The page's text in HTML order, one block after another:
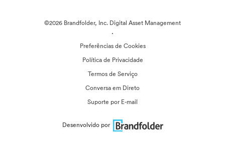
©2026 Brandfolder, Inc. Digital Asset Management
·
Preferências de Cookies
Política de Privacidade
Termos de Serviço
Conversa em Direto
Suporte por E-mail
Desenvolvido por